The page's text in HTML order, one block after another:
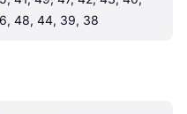
48, 44, 39, 38